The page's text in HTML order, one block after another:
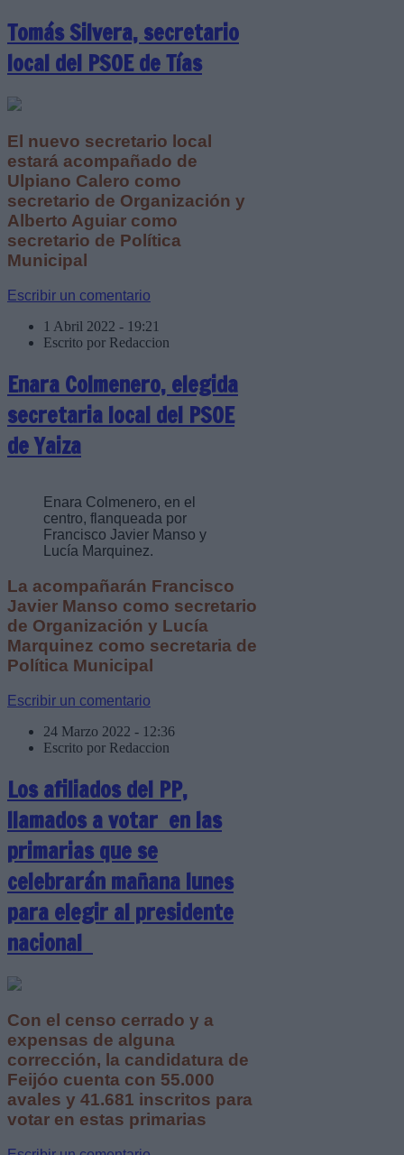
Tomás Silvera, secretario
local del PSOE de Tías
El nuevo secretario local
estará acompañado de
Ulpiano Calero como
secretario de Organización y
Alberto Aguiar como
secretario de Política
Municipal
Escribir un comentario
1 Abril 2022 - 19:21
Escrito por Redaccion
Enara Colmenero, elegida
secretaria local del PSOE
de Yaiza
Enara Colmenero, en el
centro, flanqueada por
Francisco Javier Manso y
Lucía Marquinez.
La acompañarán Francisco
Javier Manso como secretario
de Organización y Lucía
Marquinez como secretaria de
Política Municipal
Escribir un comentario
24 Marzo 2022 - 12:36
Escrito por Redaccion
Los afiliados del PP,
llamados a votar en las
primarias que se
celebrarán mañana lunes
para elegir al presidente
nacional
Con el censo cerrado y a
expensas de alguna
corrección, la candidatura de
Feijóo cuenta con 55.000
avales y 41.681 inscritos para
votar en estas primarias